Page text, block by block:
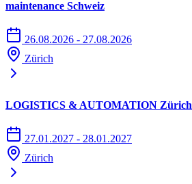
maintenance Schweiz
26.08.2026 - 27.08.2026
Zürich
LOGISTICS & AUTOMATION Zürich
27.01.2027 - 28.01.2027
Zürich